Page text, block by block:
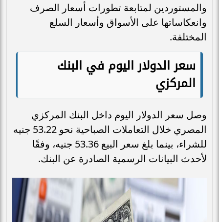
والمستوردين لمتابعة تطورات أسعار الصرف
وانعكاساتها على الأسواق وأسعار السلع
المختلفة.
سعر الدولار اليوم في البنك
المركزي
وصل سعر الدولار اليوم داخل البنك المركزي
المصري خلال التعاملات الصباحية نحو 53.22 جنيه
للشراء، بينما بلغ سعر البيع 53.36 جنيه، وفقًا
لأحدث البيانات الرسمية الصادرة عن البنك.